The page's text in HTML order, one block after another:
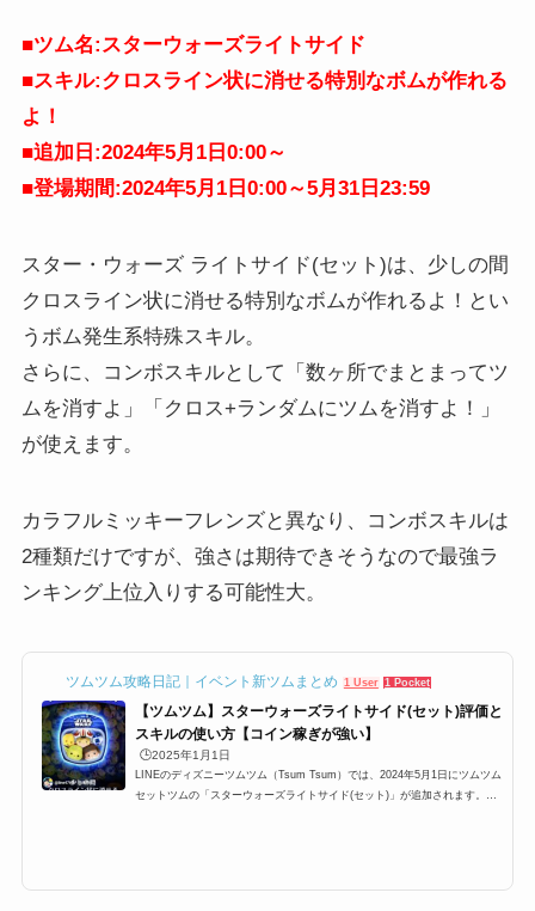
■ツム名:スターウォーズライトサイド
■スキル:クロスライン状に消せる特別なボムが作れる
よ！
■追加日:2024年5月1日0:00～
■登場期間:2024年5月1日0:00～5月31日 23:59
スター・ウォーズ ライトサイド(セット)は、少しの間
クロスライン状に消せる特別なボムが作れるよ！とい
うボム発生系特殊スキル。
さらに、コンボスキルとして「数ヶ所でまとまってツ
ムを消すよ」「クロス+ランダムにツムを消すよ！」
が使えます。
カラフルミッキーフレンズと異なり、コンボスキルは
2種類だけですが、強さは期待できそうなので最強ラ
ンキング上位入りする可能性大。
ツムツム攻略日記｜イベント新ツムまとめ 1 User 1 Pocket
【ツムツム】スターウォーズライトサイド(セット)評価と
スキルの使い方【コイン稼ぎが強い】
🕒️2025年1月1日
LINEのディズニーツムツム（Tsum Tsum）では、2024年5月1日にツムツム
セットツムの「スターウォーズライトサイド(セット)」が追加されます。こ